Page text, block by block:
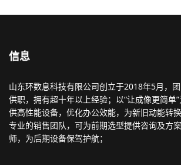
信息
山东环数息科技有限公司创立于2018年5月，
供职，拥有超十年以上经验；以“让成像更简单
供高性能设备，优化办公效能，为新旧动能转
专业的销售团队，可为前期选型提供咨询及方
师，为后期设备保驾护航；